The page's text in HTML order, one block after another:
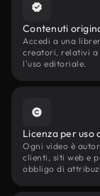
Contenuti
Accedi a una
creatori, relativi a
l'uso editoriale.
Licenza per uso
Ogni video è
clienti, siti web e
obbligo di